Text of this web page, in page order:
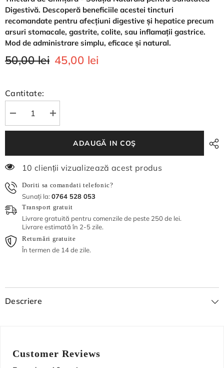
Digestivă. Descoperă beneficiile acestei tincturi
recomandate pentru afecțiuni digestive și hepatice precum
arsuri stomacale, gastrite, colite, sau inflamații gastrice.
Mod de administrare simplu, eficace și natural.
50,00 lei 45,00 lei
Cantitate:
Reduceți
cantitatea
pentru
ghințură
ml
Măriți
cantitatea
pentru
Tinctură
ghințură
ml
ADAUGĂ IN COŞ
6 clienții vizualizează acest produs
Doriti sa comandati telefonic?
Sunați la: 0764 528 053
Transport gratuit
Livrare gratuită pentru comenzile de peste 250 de lei.
Livrare estimată în 2-5 zile.
Returnări gratuite
În termen de 14 de zile.
Descriere
Customer Reviews